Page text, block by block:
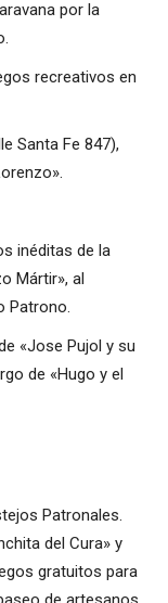
por la
recreativos en
Santa Fe 847),
inéditas de la
Mártir», al
Patrono.
«Jose Pujol y su
de «Hugo y el
Patronales.
del Cura» y
gratuitos para